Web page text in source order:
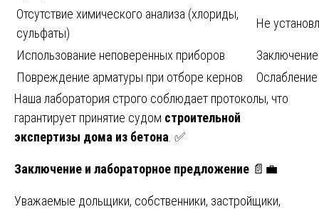
Отсутствие химического анализа (хлориды,
сульфаты)
Не
Использование неповеренных приборов
Повреждение арматуры при отборе кернов
Наша лаборатория строго соблюдает протоколы, что
гарантирует принятие судом строительной
экспертизы дома из бетона . ✅
Заключение и лабораторное предложение 📄💼
Уважаемые дольщики, собственники, застройщики,